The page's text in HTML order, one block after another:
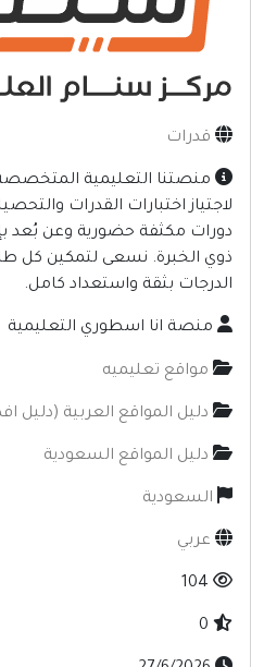
قدرات
منصتنا التعليمية المتخصصة
اختبارات القدرات والتحصيلي
مكثفة حضورية وعن بُعد
الخبرة. نسعى لتمكين كل طالب
بثقة واستعداد كامل.
منصة انا اسطوري التعليمية
مواقع تعليميه
دليل المواقع العربية (دليل افضل
دليل المواقع السعودية
السعودية
عربي